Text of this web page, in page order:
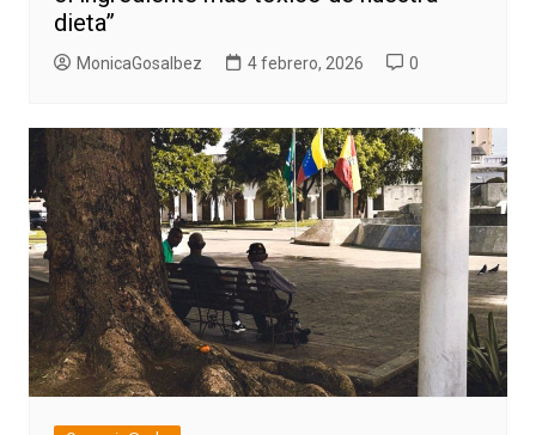
dieta”
MonicaGosalbez 4 febrero, 2026 0